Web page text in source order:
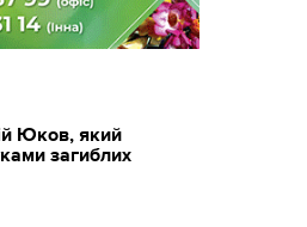
Юков, який
загиблих